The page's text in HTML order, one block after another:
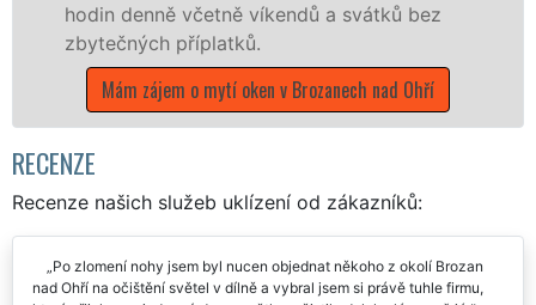
včetně víkendů a svátků bez
příplatků.
o mytí oken v Brozanech nad Ohří
státních
Mám
RECENZE
Recenze našich služeb uklízení od zákazníků: